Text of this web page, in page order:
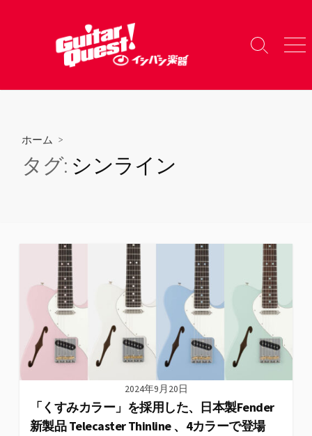
へ
検
り
メ
ー
ホーム >
タグ: シンライン
2024年9月20日
「くすみカラー」を採用した、日本製Fender
新製品 Telecaster Thinline 、4カラーで登場